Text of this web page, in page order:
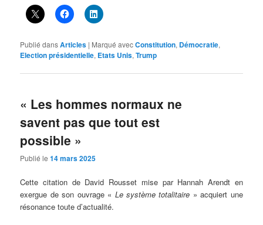
Publié dansArticles | Marqué avecConstitution, Démocratie,
Election présidentielle, Etats Unis,Trump
« Les hommes normaux ne
savent pas que tout est
possible »
Publié le14 mars 2025
Cette citation de David Rousset mise par Hannah Arendt en
exergue de son ouvrage « Le système totalitaire » acquiert une
résonance toute d’actualité.